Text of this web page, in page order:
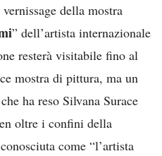
della mostra
” dell’artista internazionale
resterà visitabile fino al
mostra di pittura, ma un
ha reso Silvana Surace
oltre i confini della
come “l’artista